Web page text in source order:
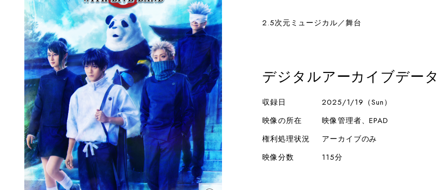
2.5次元ミュージカル／舞台
デジタルアーカイブデータ
収録日
2025/1/19（Sun）
映像の所在
映像管理者、EPAD
権利処理状況
アーカイブのみ
映像分数
115分